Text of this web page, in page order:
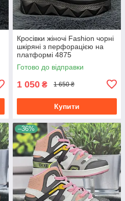
Кросівки жіночі Fashion чорні
шкіряні з перфорацією на
платформі 4875
Готово до відправки
1 050 ₴ 1 650 ₴
Купити
–36%